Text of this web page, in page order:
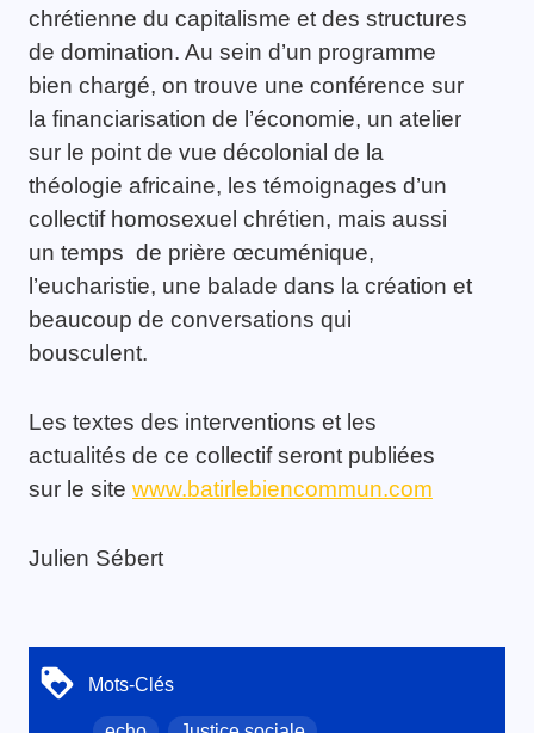
chrétienne du capitalisme et des structures
de domination. Au sein d’un programme
bien chargé, on trouve une conférence sur
la financiarisation de l’économie, un atelier
sur le point de vue décolonial de la
théologie africaine, les témoignages d’un
collectif homosexuel chrétien, mais aussi
un temps de prière œcuménique,
l’eucharistie, une balade dans la création et
beaucoup de conversations qui
bousculent.
Les textes des interventions et les
actualités de ce collectif seront publiées
sur le site www.batirlebiencommun.com
Julien Sébert
Mots-Clés